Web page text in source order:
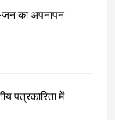
जन का अपनापन
पत्रकारिता में